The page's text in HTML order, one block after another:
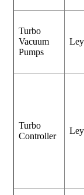
Turbo
Vacuum
Pumps
Turbo
Controller